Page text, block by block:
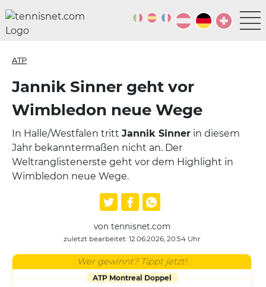
ATP
Jannik Sinner geht vor
Wimbledon neue Wege
In Halle/Westfalen tritt Jannik Sinner in diesem
Jahr bekanntermaßen nicht an. Der
Weltranglistenerste geht vor dem Highlight in
Wimbledon neue Wege.
von tennisnet.com
zuletzt bearbeitet: 12.06.2026, 20:54 Uhr
Wer gewinnt? Tippt jetzt!
ATP Montreal Doppel